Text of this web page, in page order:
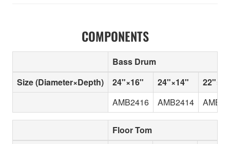
COMPONENTS
Bass Drum
Size (Diameter×Depth)
24"×16" 24"×14"
AMB2416
AMB2414
Floor Tom